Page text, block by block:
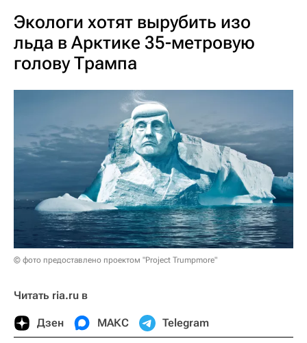
Экологи хотят вырубить изо
льда в Арктике 35-метровую
голову Трампа
© фото предоставлено проектом "Project Trumpmore"
Читать ria.ru в
Дзен МАКС Telegram